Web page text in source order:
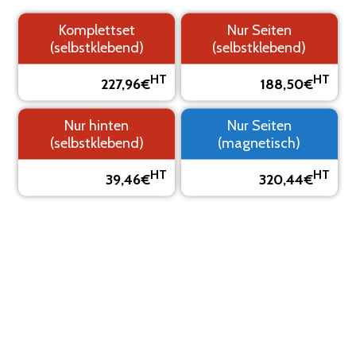
Komplettset
(selbstklebend)
227,96€HT
Nur Seiten
(selbstklebend)
188,50€HT
Nur hinten
(selbstklebend)
39,46€HT
Nur Seiten
(magnetisch)
320,44€HT
1.
2. Logo 3. Text
4.
Übersicht
SEHEN SIE SICH IHRE KLEBEMARKIERUNG IN EINER
VORSCHAU AN
Das Visual ist eine Vorschau, es kann vom Endergebnis
abweichen.